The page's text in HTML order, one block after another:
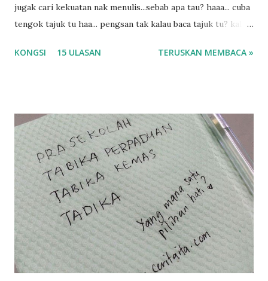
jugak cari kekuatan nak menulis...sebab apa tau? haaa... cuba
tengok tajuk tu haa... pengsan tak kalau baca tajuk tu? kalau
tau? yang sebut tu anak aku....diulangi ANAK AKU ....adoiiii
balik keja aku ajak la shah singgah Giant beli barang
sikit...dalam perjalanan dari dalam kereta tu biasalah kan
kami memang akan pimpin anak-anak jalan sampai masuk
dalam... dan kebiasanya bagi anak 4 macam kami ni bahagi-
bahagi lah siapa nak pimpin siapa... dan biasanya aku akan
dukung adik hadi sambil pimpin kakak husna... yang abg
ngah dengan abg long terserah pada shah la pulak.. tapi
kalau ikut anak-anak semua nak ummi pimpin... ajer rebeh
ba...
KONGSI 15 ULASAN TERUSKAN MEMBACA »